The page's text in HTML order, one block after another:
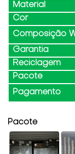
Material
Cor
Composição
Garantia
Reciclagem
Pacote
Pagamento
Pacote